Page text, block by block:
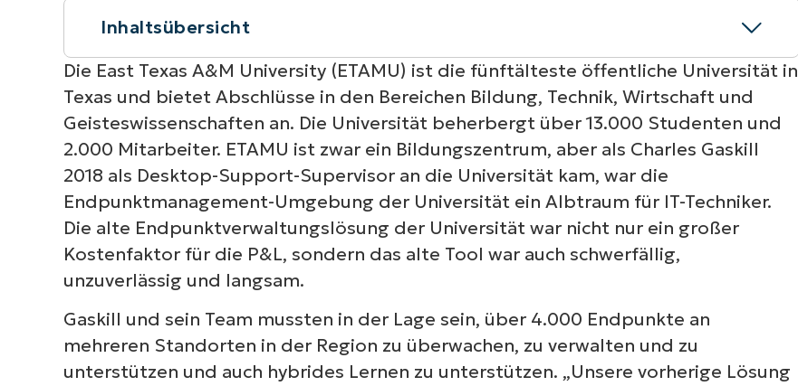
Inhaltsübersicht
Kurzüberblick
Der Wechsel zu Einsparungen und Skalierung
Schnelle Einführung und Effizienzsteigerung
Jeder profitiert von der Effizienz von NinjaOne
Eine moderne Blaupause für IT-Exzellenz
Die East Texas A&M University (ETAMU) ist die fünftälteste öffentliche Universität in
Texas und bietet Abschlüsse in den Bereichen Bildung, Technik, Wirtschaft und
Geisteswissenschaften an. Die Universität beherbergt über 13.000 Studenten und
2.000 Mitarbeiter. ETAMU ist zwar ein Bildungszentrum, aber als Charles Gaskill
2018 als Desktop-Support-Supervisor an die Universität kam, war die
Endpunktmanagement-Umgebung der Universität ein Albtraum für IT-Techniker.
Die alte Endpunktverwaltungslösung der Universität war nicht nur ein großer
Kostenfaktor für die P&L, sondern das alte Tool war auch schwerfällig,
unzuverlässig und langsam.
Gaskill und sein Team mussten in der Lage sein, über 4.000 Endpunkte an
mehreren Standorten in der Region zu überwachen, zu verwalten und zu
unterstützen und auch hybrides Lernen zu unterstützen. „Unsere vorherige Lösung